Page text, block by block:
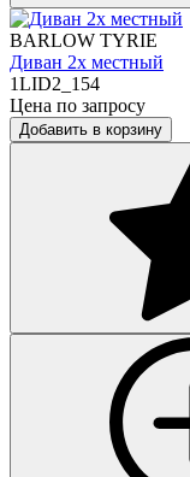
BARLOW TYRIE
Диван 2х местный
1LID2_154
Цена по запросу
Добавить в корзину